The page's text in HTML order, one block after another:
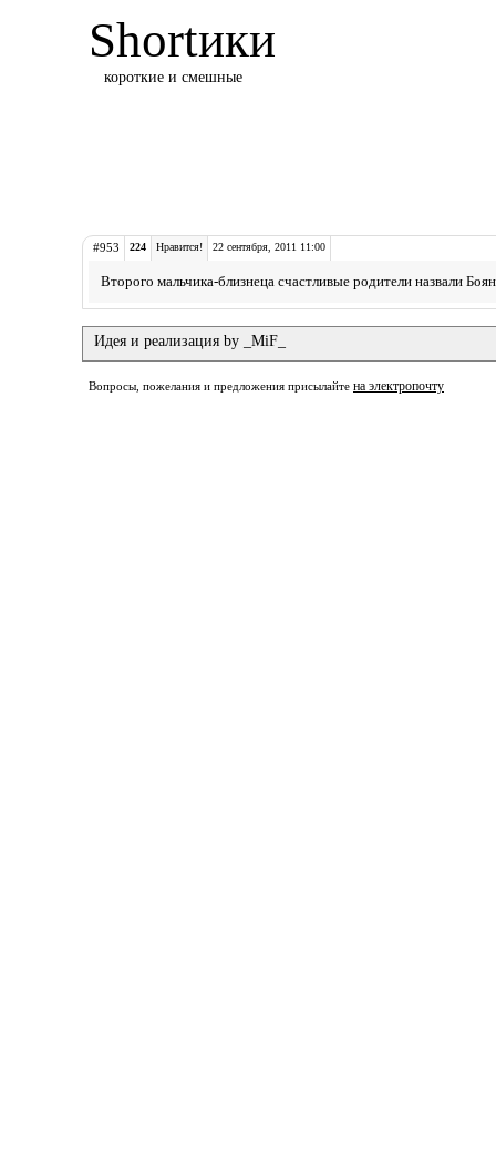
Shortики
короткие и смешные
#953 224 Нравится! 22 сентября, 2011 11:00
Второго мальчика-близнеца счастливые родители назвали
Идея и реализация by _MiF_
Вопросы, пожелания и предложения присылайте на электропочту